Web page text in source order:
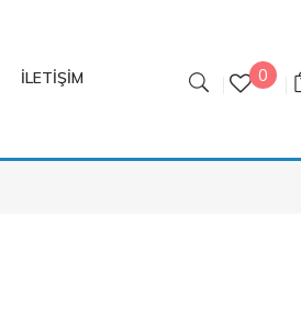
İLETIŞIM 0